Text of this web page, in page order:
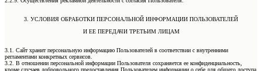
3. УСЛОВИЯ ОБРАБОТКИ ПЕРСОНАЛЬНОЙ ИНФОРМАЦИИ ПОЛЬЗОВАТЕЛЕЙ
И ЕЕ ПЕРЕДАЧИ ТРЕТЬИМ ЛИЦАМ
3.1. Сайт хранит персональную информацию Пользователей в соответствии с внутренними
регламентами конкретных сервисов.
3.2. В отношении персональной информации Пользователя сохраняется ее конфиденциальность,
кроме случаев добровольного предоставления Пользователем информации о себе для общего доступа